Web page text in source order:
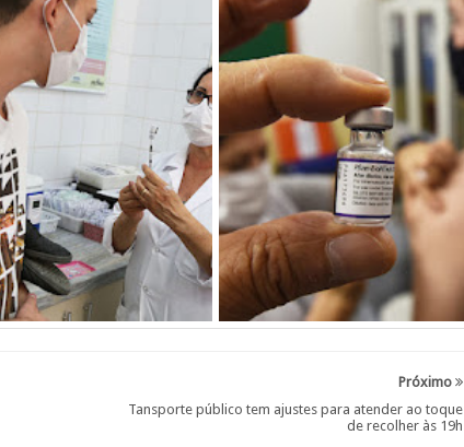
Próximo
Tansporte público tem ajustes para atender ao toque
de recolher às 19h